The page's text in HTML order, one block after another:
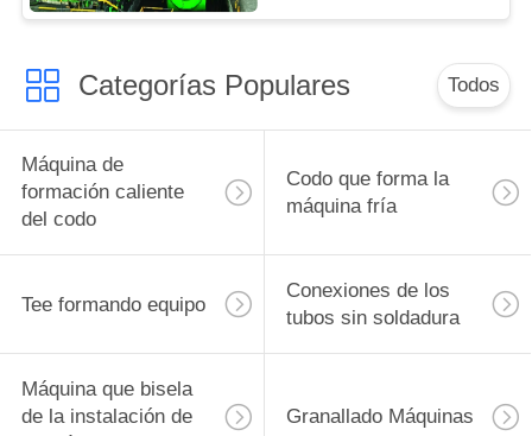
Categorías Populares Todos
Máquina de
formación caliente
del codo
Codo que forma la
máquina fría
Tee formando equipo
Conexiones de los
tubos sin soldadura
Máquina que bisela
de la instalación de
Granallado Máquinas